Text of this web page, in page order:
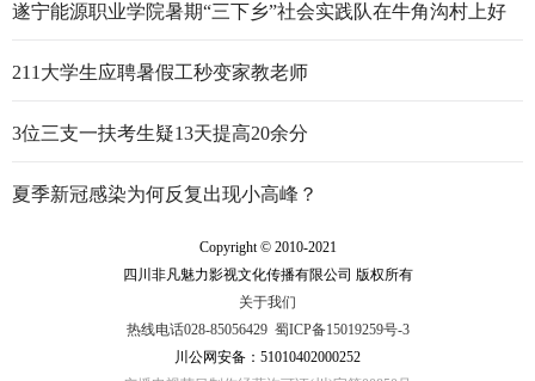
遂宁能源职业学院暑期“三下乡”社会实践队在牛角沟村上好
211大学生应聘暑假工秒变家教老师
3位三支一扶考生疑13天提高20余分
夏季新冠感染为何反复出现小高峰？
Copyright © 2010-2021
四川非凡魅力影视文化传播有限公司 版权所有
关于我们
热线电话028-85056429 蜀ICP备15019259号-3
川公网安备：51010402000252